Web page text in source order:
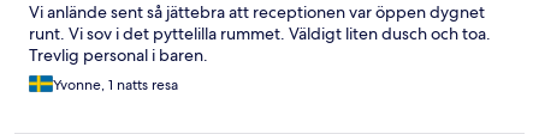
Vi anlände sent så jättebra att receptionen var öppen dygnet
runt. Vi sov i det pyttelilla rummet. Väldigt liten dusch och toa.
Trevlig personal i baren.
Yvonne, 1 natts resa